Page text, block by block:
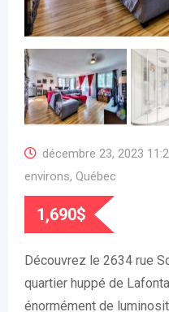
décembre 23, 2023
environs, Québec
1,690$
Découvrez le 2634 rue
quartier huppé de
énormément de